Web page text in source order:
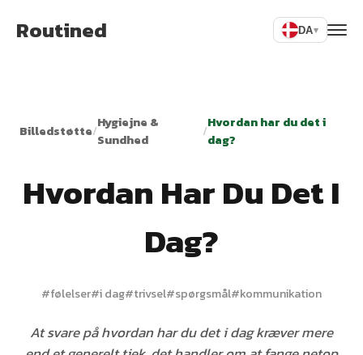
Routined DA▾
Billedstøtte/Hygiejne &
Sundhed
/Hvordan har du det i
dag?
Hvordan Har Du Det I
Dag?
#følelser#i dag#trivsel#spørgsmål#kommunikation
At svare på hvordan har du det i dag kræver mere